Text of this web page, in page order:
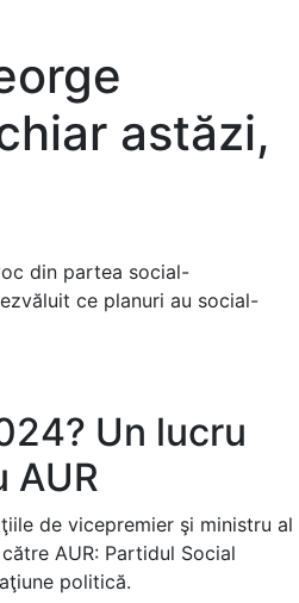
astăzi,
din partea social-
ce planuri au social-
Un lucru
AUR
de vicepremier şi ministru al
AUR: Partidul Social
politică.